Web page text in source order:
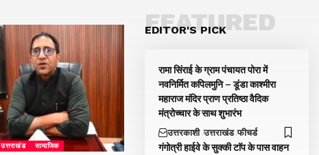
उत्तराखंड सामाजिक
EDITOR'S PICK
FEATURED
रामा सिंराई के ग्राम पंचायत पोरा में
नवनिर्मित कपिलमुनि – डूंडा काश्मीरा
महाराज मंदिर प्राण प्रतिष्ठा वैदिक
मंत्रोच्चार के साथ शुभारंभ
उत्तरकाशी उत्तराखंड फीचर्ड
गंगोत्री हाईवे के सुक्की टाॅप के पास वाहन